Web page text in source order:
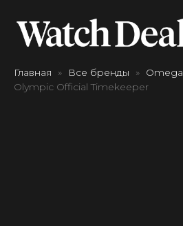
Главная Все бренды Omega
Olympic Official Timekeeper